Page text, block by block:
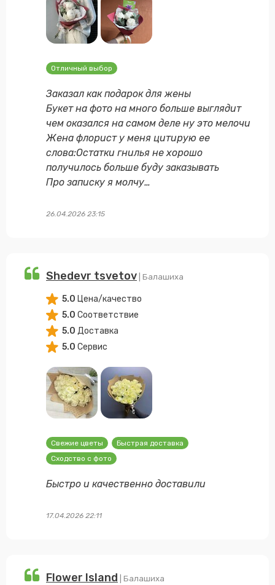
Отличный выбор
Заказал как подарок для жены
Букет на фото на много больше выглядит
чем оказался на самом деле ну это мелочи
Жена флорист у меня цитирую ее
слова:Остатки гнилья не хорошо
получилось больше буду заказывать
Про записку я молчу…
26.04.2026 23:15
Shedevr tsvetov | Балашиха
5.0 Цена/качество
5.0 Соответствие
5.0 Доставка
5.0 Сервис
Свежие цветы
Быстрая доставка
Сходство с фото
Быстро и качественно доставили
17.04.2026 22:11
Flower Island | Балашиха